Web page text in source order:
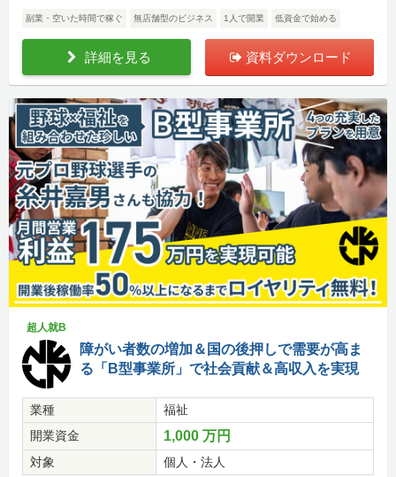
副業・空いた時間で稼ぐ 無店舗型のビジネス 1人で開業 低資金で始める
詳細を見る 資料ダウンロード
超人就B
障がい者数の増加＆国の後押しで需要が高ま
る「B型事業所」で社会貢献＆高収入を実現
業種
福祉
開業資金
1,000 万円
対象 個人・法人